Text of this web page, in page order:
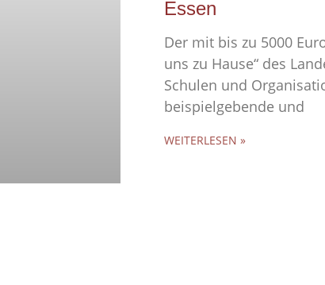
Essen
Der mit bis zu 5000
uns zu Hause“ des
Schulen und
beispielgebende und
WEITERLESEN »